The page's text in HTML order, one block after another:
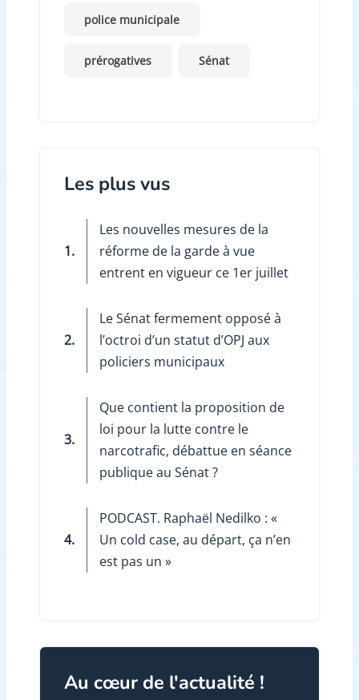
police municipale
prérogatives Sénat
Les plus vus
1.
Les nouvelles mesures de la
réforme de la garde à vue
entrent en vigueur ce 1er juillet
2.
Le Sénat fermement opposé à
l’octroi d’un statut d’OPJ aux
policiers municipaux
3.
Que contient la proposition de
loi pour la lutte contre le
narcotrafic, débattue en séance
publique au Sénat ?
4.
PODCAST. Raphaël Nedilko : «
Un cold case, au départ, ça n’en
est pas un »
Au cœur de l'actualité !